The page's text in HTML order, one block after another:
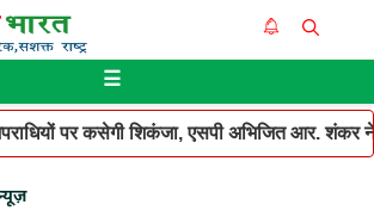
☰
पर कसेगी शिकंजा, एसपी अभिजित आर. शंकर ने